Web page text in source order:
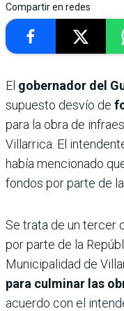
Compartir en redes
El gobernador del
supuesto desvío de
para la obra de
Villarrica. El
había mencionado
fondos por parte de
Se trata de un tercer
por parte de la
Municipalidad de
para culminar las
acuerdo con el